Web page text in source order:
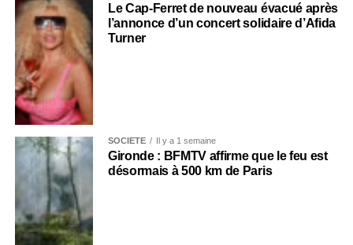
Le Cap-Ferret de nouveau évacué après
l’annonce d’un concert solidaire d’Afida
Turner
SOCIÉTÉ Il y a 1 semaine
Gironde : BFMTV affirme que le feu est
désormais à 500 km de Paris